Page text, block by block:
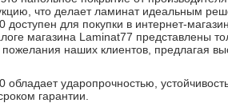
что делает ламинат идеальным
для покупки в интернет-
магазина Laminat77 представлены
наших клиентов, предлагая
ударопрочностью,
гарантии.